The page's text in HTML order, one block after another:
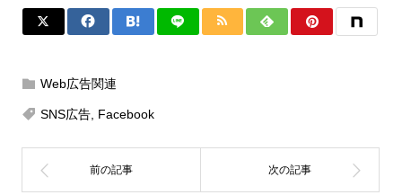
Web広告関連
SNS広告, Facebook